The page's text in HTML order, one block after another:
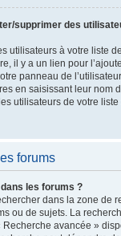
supprimer des
utilisateurs à votre liste
il y a un lien pour
panneau de
en saisissant leur nom
utilisateurs de votre
forums
les forums ?
dans la zone de
ou de sujets. La
avancée »